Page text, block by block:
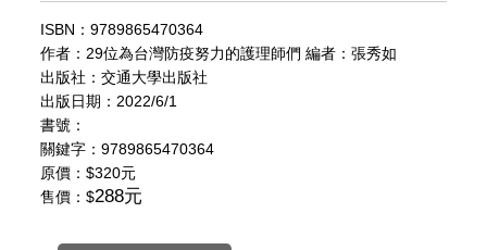
ISBN：9789865470364
作者：29位為台灣防疫努力的護理師們 編者：張秀如
出版社：交通大學出版社
出版日期：2022/6/1
書號：
關鍵字：9789865470364
原價：$320元
售價：$288元